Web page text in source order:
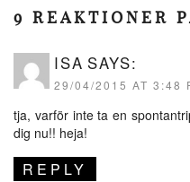
9 REAKTIONER
ISA SAYS:
29/04/2015 AT 3:48
tja, varför inte ta en
dig nu!! heja!
REPLY